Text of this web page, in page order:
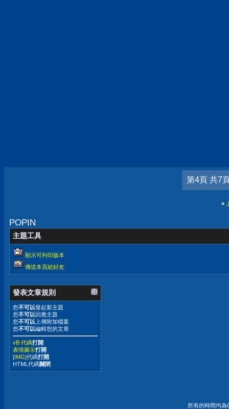
第4頁 共7
«
POPIN
主題工具
顯示可列印版本
傳送本頁給好友
發表文章規則
您不可以發起新主題
您不可以回應主題
您不可以 上傳附加檔案
您不可以編輯您的文章
vB 代碼打開
表情圖示打開
[IMG]代碼打開
HTML代碼關閉
所有的時間均為